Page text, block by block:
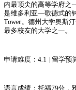
内最顶尖的高等学府之
是维多利亚—歌德式的
Tower。德州大学奥斯
最多校友的大学之一。
申请难度：4.1 | 留学预
语言成绩：托福79分，